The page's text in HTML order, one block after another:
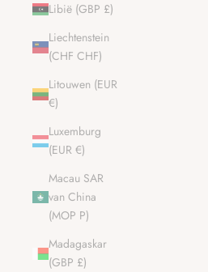
Libië (GBP £)
Liechtenstein
(CHF CHF)
Litouwen (EUR
€)
Luxemburg
(EUR €)
Macau SAR
van China
(MOP P)
Madagaskar
(GBP £)